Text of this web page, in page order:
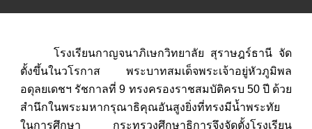
โรงเรียนกาญจนาภิเษกวิทยาลัย สุราษฎร์ธานี จัด
ตั้งขึ้นในวโรกาส พระบาทสมเด็จพระเจ้าอยู่หัวภูมิพล
อดุลยเดชฯ รัชกาลที่ 9 ทรงครองราชสมบัติครบ 50 ปี ด้วย
สำนึกในพระมหากรุณาธิคุณอันสูงยิ่งที่ทรงมีน้ำพระทัย
ในการศึกษา กระทรวงศึกษาธิการจึงจัดตั้งโรงเรียน